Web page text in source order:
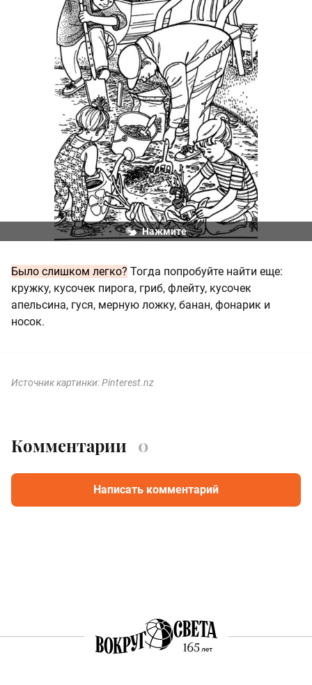
Нажмите
Было слишком легко? Тогда попробуйте найти еще:
кружку, кусочек пирога, гриб, флейту, кусочек
апельсина, гуся, мерную ложку, банан, фонарик и
носок.
Источник картинки: Pinterest.nz
Комментарии 0
Написать комментарий